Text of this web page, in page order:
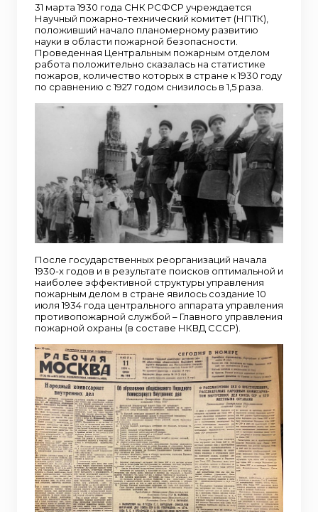
31 марта 1930 года СНК РСФСР учреждается
Научный пожарно-технический комитет (НПТК),
положивший начало планомерному развитию
науки в области пожарной безопасности.
Проведенная Центральным пожарным отделом
работа положительно сказалась на статистике
пожаров, количество которых в стране к 1930 году
по сравнению с 1927 годом снизилось в 1,5 раза.
После государственных реорганизаций начала
1930-х годов и в результате поисков оптимальной и
наиболее эффективной структуры управления
пожарным делом в стране явилось создание 10
июля 1934 года центрального аппарата управления
противопожарной службой – Главного управления
пожарной охраны (в составе НКВД СССР).